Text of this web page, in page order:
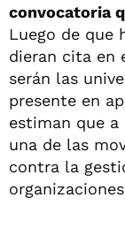
convocatoria
Luego de que
dieran cita en
serán las
presente en
estiman que
una de las
contra la